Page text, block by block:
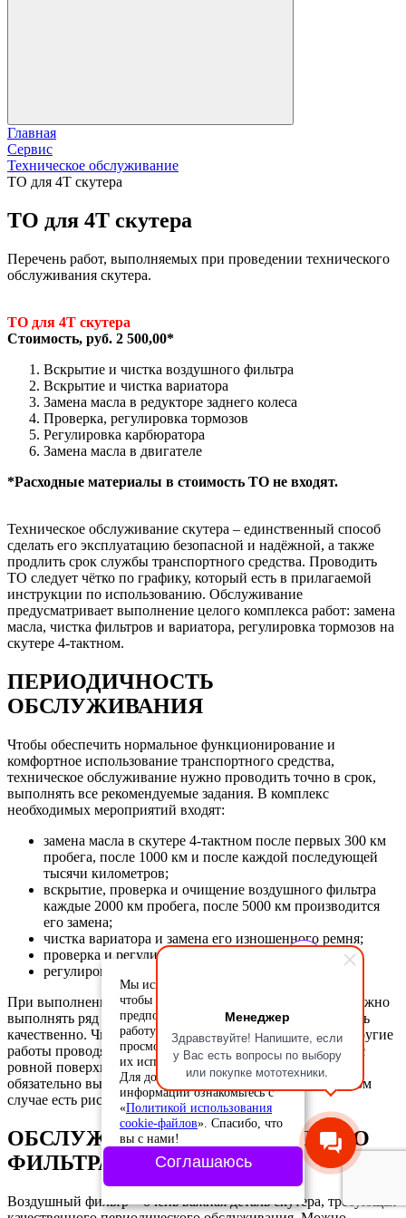
Менеджер
Здравствуйте! Напишите, если
у Вас есть вопросы по выбору
или покупке мототехники.
Главная
Сервис
Техническое обслуживание
ТО для 4Т скутера
ТО для 4Т скутера
Перечень работ, выполняемых при проведении технического
обслуживания скутера.
ТО для 4Т скутера
Стоимость, руб. 2 500,00*
Вскрытие и чистка воздушного фильтра
Вскрытие и чистка вариатора
Замена масла в редукторе заднего колеса
Проверка, регулировка тормозов
Регулировка карбюратора
Замена масла в двигателе
*Расходные материалы в стоимость ТО не входят.
Техническое обслуживание скутера – единственный способ
сделать его эксплуатацию безопасной и надёжной, а также
продлить срок службы транспортного средства. Проводить
ТО следует чётко по графику, который есть в прилагаемой
инструкции по использованию. Обслуживание
предусматривает выполнение целого комплекса работ: замена
масла, чистка фильтров и вариатора, регулировка тормозов на
скутере 4-тактном.
ПЕРИОДИЧНОСТЬ
ОБСЛУЖИВАНИЯ
Чтобы обеспечить нормальное функционирование и
комфортное использование транспортного средства,
техническое обслуживание нужно проводить точно в срок,
выполнять все рекомендуемые задания. В комплекс
необходимых мероприятий входят:
замена масла в скутере 4-тактном после первых 300 км
пробега, после 1000 км и после каждой последующей
тысячи километров;
вскрытие, проверка и очищение воздушного фильтра
каждые 2000 км пробега, после 5000 км производится
его замена;
чистка вариатора и замена его изношенного ремня;
проверка и регулировка тормозной системы;
регулировка карбюратора.
При выполнении технического обслуживания скутера важно
выполнять ряд требований и правил, чтобы всё проделать
качественно. Чистка вариатора на скутере 4-тактном и другие
работы проводятся на специальной опорной платформе с
ровной поверхностью. Двигатель перед началом ТО
обязательно выключается, он должен остыть, в противном
случае есть риск обжечься.
ОБСЛУЖИВАНИЕ ВОЗДУШНОГО
ФИЛЬТРА
Воздушный фильтр – очень важная деталь скутера, требующая
Мы используем cookie-файлы,
чтобы учесть ваши
предпочтения и улучшить
работу сайта. Продолжая
просмотр, вы соглашаетесь с
их использованием.
Для дополнительной
информации ознакомьтесь с
«Политикой использования
cookie-файлов». Спасибо, что
вы с нами!
Соглашаюсь